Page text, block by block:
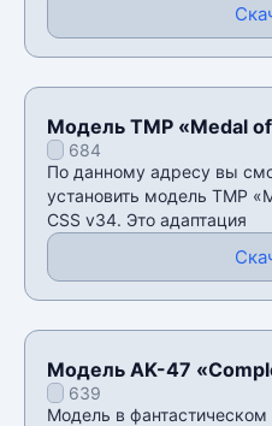
Модель TMP «Medal
v34684
По данному адресу вы
установить модель TMP
CSS v34. Это адаптация
Модель AK-47
639
Модель в фантастическом